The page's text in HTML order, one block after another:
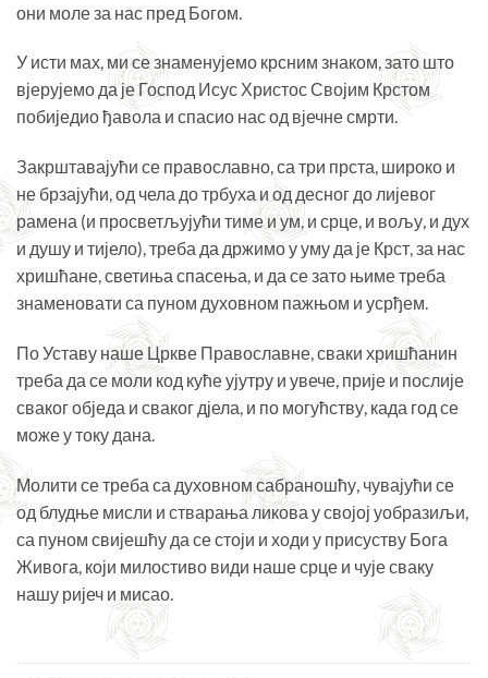
они моле за нас пред Богом.
У исти мах, ми се знаменујемо крсним знаком, зато што
вјерујемо да је Господ Исус Христос Својим Крстом
побиједио ђавола и спасио нас од вјечне смрти.
Закрштавајући се православно, са три прста, широко и
не брзајући, од чела до трбуха и од десног до лијевог
рамена (и просветљујући тиме и ум, и срце, и вољу, и дух
и душу и тијело), треба да држимо у уму да је Крст, за нас
хришћане, светиња спасења, и да се зато њиме треба
знаменовати са пуном духовном пажњом и усрђем.
По Уставу наше Цркве Православне, сваки хришћанин
треба да се моли код куће ујутру и увече, прије и послије
сваког обједа и сваког дјела, и по могућству, када год се
може у току дана.
Молити се треба са духовном сабраношћу, чувајући се
од блудње мисли и стварања ликова у својој уобразиљи,
са пуном свијешћу да се стоји и ходи у присуству Бога
Живога, који милостиво види наше срце и чује сваку
нашу ријеч и мисао.